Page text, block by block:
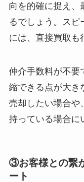
向を的確に捉え、
るでしょう。スピ
には、直接買取も
仲介手数料が不要
縮できる点が大き
売却したい場合や
持っている場合に
③お客様との繋
ート